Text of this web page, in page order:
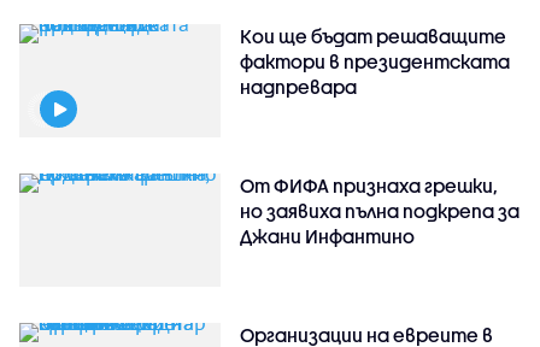
Кои ще бъдат решаващите
фактори в президентската
надпревара
От ФИФА признаха грешки,
но заявиха пълна подкрепа за
Джани Инфантино
Организации на евреите в